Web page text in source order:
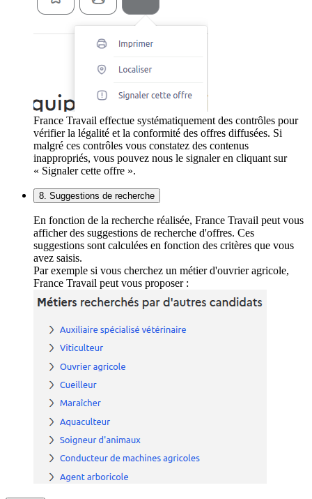
France Travail effectue systématiquement des contrôles pour
vérifier la légalité et la conformité des offres diffusées. Si
malgré ces contrôles vous constatez des contenus
inappropriés, vous pouvez nous le signaler en cliquant sur
« Signaler cette offre ».
8. Suggestions de recherche
En fonction de la recherche réalisée, France Travail peut vous
afficher des suggestions de recherche d'offres. Ces
suggestions sont calculées en fonction des critères que vous
avez saisis.
Par exemple si vous cherchez un métier d'ouvrier agricole,
France Travail peut vous proposer :